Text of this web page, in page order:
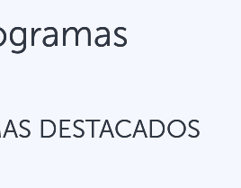
DESTACADOS